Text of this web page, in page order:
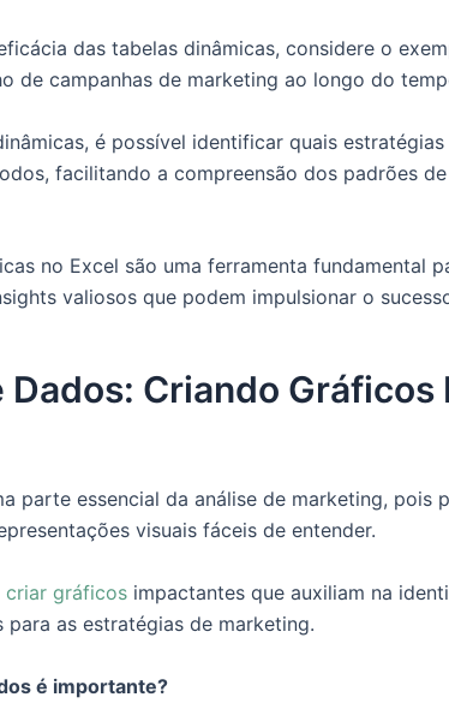
das tabelas dinâmicas, considere o
de campanhas de marketing ao longo do
é possível identificar quais
facilitando a compreensão dos padrões
no Excel são uma ferramenta fundamental
valiosos que podem impulsionar o
Criando
parte essencial da análise de marketing, pois
visuais fáceis de entender.
criar gráficos impactantes que auxiliam na
as estratégias de marketing.
é importante?